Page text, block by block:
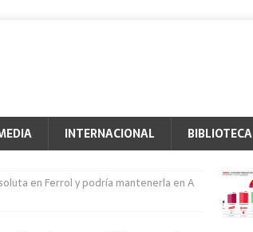
INTERNACIONAL BIBLIOTECA
en Ferrol y podría mantenerla en A